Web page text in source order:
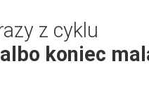
z cyklu
koniec